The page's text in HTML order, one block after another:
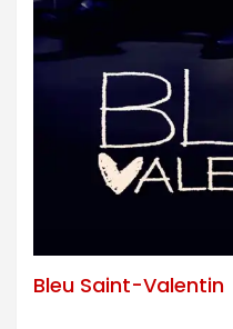
Bleu Saint-Valentin